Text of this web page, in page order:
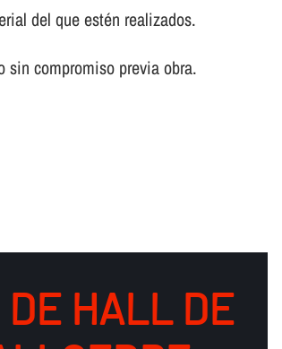
del que estén realizados.
sin compromiso previa obra.
HALL DE